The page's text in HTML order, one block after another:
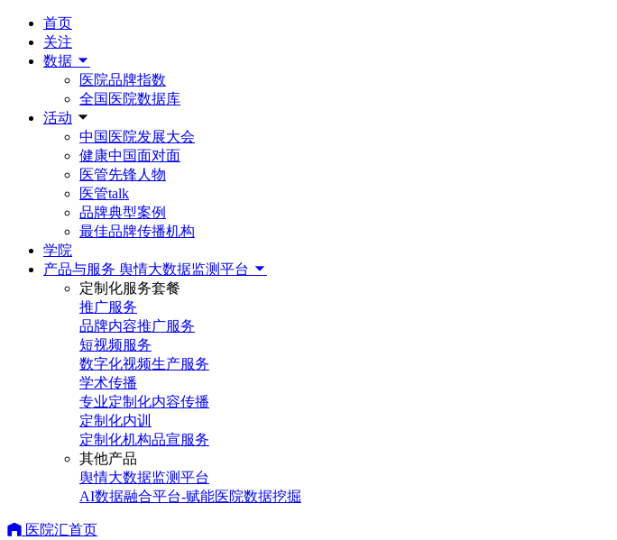
首页
关注
数据
医院品牌指数
全国医院数据库
活动
中国医院发展大会
健康中国面对面
医管先锋人物
医管talk
品牌典型案例
最佳品牌传播机构
学院
产品与服务 舆情大数据监测平台
定制化服务套餐
推广服务
品牌内容推广服务
短视频服务
数字化视频生产服务
学术传播
专业定制化内容传播
定制化内训
定制化机构品宣服务
其他产品
舆情大数据监测平台
AI数据融合平台-赋能医院数据挖掘
医院汇首页